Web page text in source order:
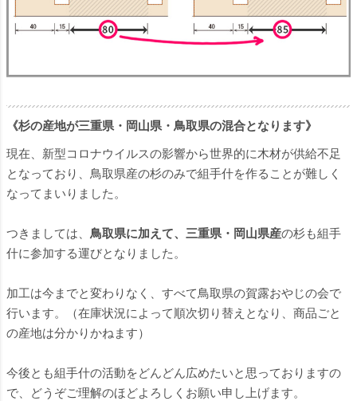
《杉の産地が三重県・岡山県・鳥取県の混合となります》
現在、新型コロナウイルスの影響から世界的に木材が供給不足
となっており、鳥取県産の杉のみで組手什を作ることが難しく
なってまいりました。
つきましては、 鳥取県に加えて、三重県・岡山県産の杉も組手
什に参加する運びとなりました。
加工は今までと変わりなく、すべて鳥取県の賀露おやじの会で
行います。（在庫状況によって順次切り替えとなり、商品ごと
の産地は分かりかねます）
今後とも組手什の活動をどんどん広めたいと思っておりますの
で、どうぞご理解のほどよろしくお願い申し上げます。